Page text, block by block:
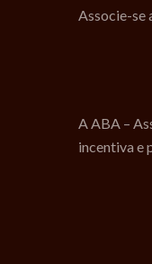
Associe-se
A ABA –
incentiva e